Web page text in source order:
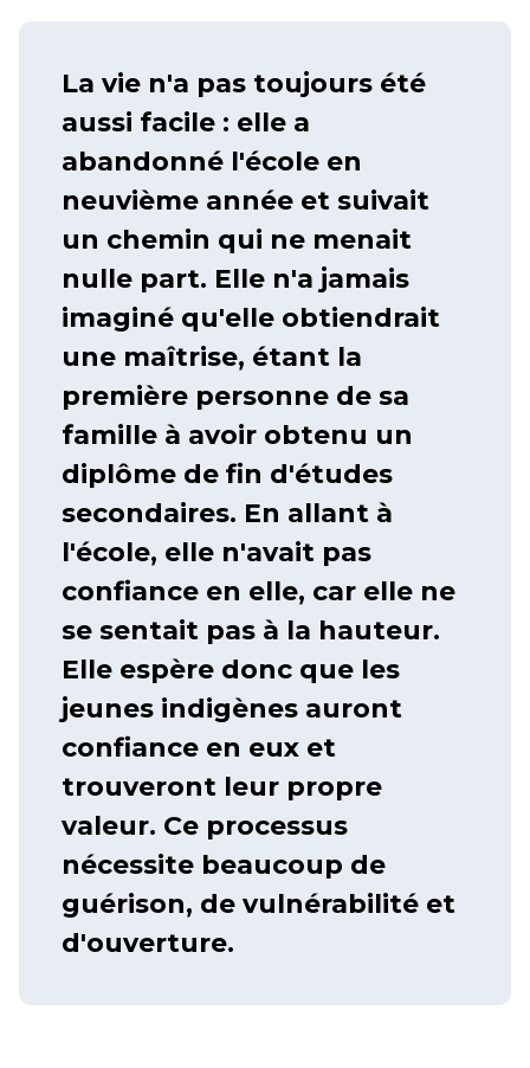
La vie n'a pas toujours été
aussi facile : elle a
abandonné l'école en
neuvième année et suivait
un chemin qui ne menait
nulle part. Elle n'a jamais
imaginé qu'elle obtiendrait
une maîtrise, étant la
première personne de sa
famille à avoir obtenu un
diplôme de fin d'études
secondaires. En allant à
l'école, elle n'avait pas
confiance en elle, car elle ne
se sentait pas à la hauteur.
Elle espère donc que les
jeunes indigènes auront
confiance en eux et
trouveront leur propre
valeur. Ce processus
nécessite beaucoup de
guérison, de vulnérabilité et
d'ouverture.